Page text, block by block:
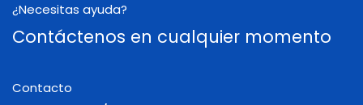
¿Necesitas ayuda?
Contáctenos en cualquier momento
Contacto